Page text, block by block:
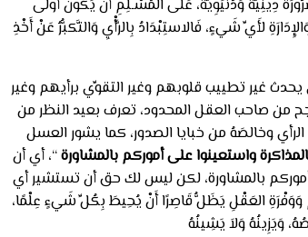
دِينِيَّةٌ وَدُنْيَوِيَّةٌ، عَلَى المُسْـلِمِ أَنْ يَكُونَ أَولَى
لأَيِّ شَيءٍ، فَالاستِبْدَادُ بِالرَّأْيِ وَالتَّكبُّرُ عَنْ أَخْذِ
غير تطييب قلوبهم وغير التقوِّي برأيهم وغير
صاحب العقل المحدود، تعرف بعيد النظر من
وخالصَهُ من خبايا الصدور، كما يشور العسل
واستعينوا على أموركم بالمشاورة“، أي أن
بالمشاورة، لكن ليس لك حق أن تستشير أي
وَوَفْرَةِ العَقْلِ يَظَلُّ قَاصِرًا أَنْ يُحِيطَ بِكُلِّ شَيءٍ عِلْمًا،
وَيَزِينُهُ وَلاَ يَشِينُهُ